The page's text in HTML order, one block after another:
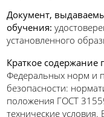
Документ,
обучения:
установленного
Краткое содержание
Федеральных норм и
безопасности:
положения ГОСТ
технические